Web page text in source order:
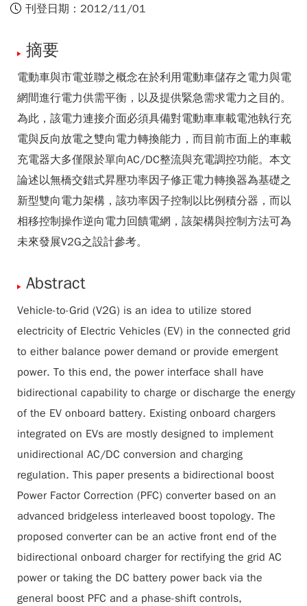
刊登日期：2012/11/01
摘要
電動車與市電並聯之概念在於利用電動車儲存之電力與電
網間進行電力供需平衡，以及提供緊急需求電力之目的。
為此，該電力連接介面必須具備對電動車車載電池執行充
電與反向放電之雙向電力轉換能力，而目前市面上的車載
充電器大多僅限於單向AC/DC整流與充電調控功能。本文
論述以無橋交錯式昇壓功率因子修正電力轉換器為基礎之
新型雙向電力架構，該功率因子控制以比例積分器，而以
相移控制操作逆向電力回饋電網，該架構與控制方法可為
未來發展V2G之設計參考。
Abstract
Vehicle-to-Grid (V2G) is an idea to utilize stored
electricity of Electric Vehicles (EV) in the connected grid
to either balance power demand or provide emergent
power. To this end, the power interface shall have
bidirectional capability to charge or discharge the energy
of the EV onboard battery. Existing onboard chargers
integrated on EVs are mostly designed to implement
unidirectional AC/DC conversion and charging
regulation. This paper presents a bidirectional boost
Power Factor Correction (PFC) converter based on an
advanced bridgeless interleaved boost topology. The
proposed converter can be an active front end of the
bidirectional onboard charger for rectifying the grid AC
power or taking the DC battery power back via the
general boost PFC and a phase-shift controls,